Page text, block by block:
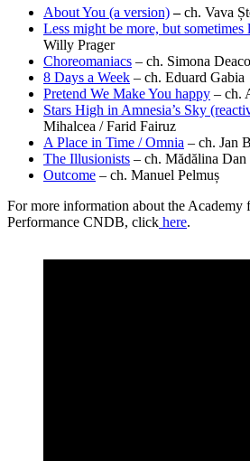
About You (a version)–ch. Vava
Less might be more, but sometimes
Willy Prager
Choreomaniacs – ch. Simona
8 Days a Week – ch. Eduard Gabia
Pretend We Make You happy – ch.
Stars High in Amnesia’s Sky
Mihalcea / Farid Fairuz
A Place in Time / Omnia – ch. Jan
The Illusionists – ch. Mădălina Dan
Outcome – ch. Manuel Pelmuș
For more information about the Academy
Performance CNDB, click here.